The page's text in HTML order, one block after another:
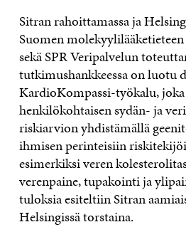
Sitran rahoittamassa ja
Suomen
sekä SPR Veripalvelun
tutkimushankkeessa on luotu
KardioKompassi-työkalu,
henkilökohtaisen sydän- ja
riskiarvion yhdistämällä
ihmisen perinteisiin
esimerkiksi veren
verenpaine, tupakointi ja
tuloksia esiteltiin Sitran
Helsingissä torstaina.